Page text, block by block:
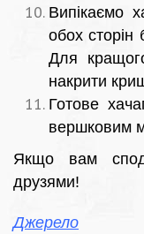
Випікаємо
обох сторін
Для
накрити
Готове
вершковим
Якщо вам
друзями!
Джерело